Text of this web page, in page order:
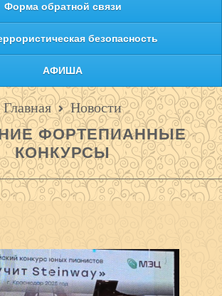
Форма обратной связи
безопасность
АФИША
Главная Новости
ФОРТЕПИАННЫЕ
КОНКУРСЫ